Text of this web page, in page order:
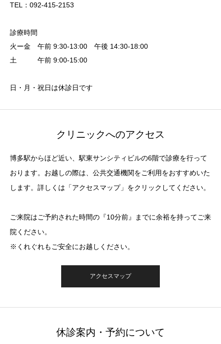
TEL：092-415-2153
診療時間
火ー金 午前 9:30-13:00 午後 14:30-18:00
土 午前 9:00-15:00
日・月・祝日は休診日です
クリニックへのアクセス
博多駅からほど近い、駅東サンシティビルの6階で診療を行って
おります。お越しの際は、公共交通機関をご利用をおすすめいた
します。詳しくは「アクセスマップ」をクリックしてください。
ご来院はご予約された時間の『10分前』までに余裕を持ってご来
院ください。
※くれぐれもご安全にお越しください。
アクセスマップ
休診案内・予約について